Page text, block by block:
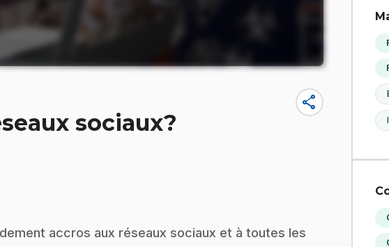
sociaux?
share
accros aux réseaux sociaux et à toutes les